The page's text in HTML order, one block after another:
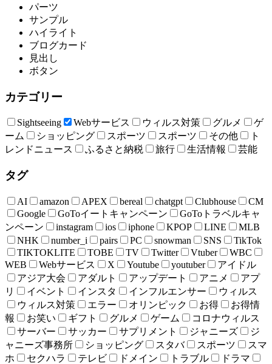
パーツ
サンプル
ハイライト
ブログカード
見出し
ボタン
カテゴリー
Sightseeing Webサービス ウィルス対策 グルメ
ゲ
ーム
ショッピング スポーツ スポーツ その他
ト
レンドニュース
ふるさと納税 旅行 生活情報 芸能
タグ
AI amazon APEX bereal chatgpt Clubhouse
CM
Google
GoToイートキャンペーン
GoToトラベルキャ
ンペーン
instagram ios iphone KPOP LINE
MLB
NHK
number_i pairs PC snowman SNS
TikTok
TIKTOKLITE
TOBE TV Twitter Vtuber
WBC
WEB
Webサービス X Youtube youtuber
アイドル
アジア大会
アダルト アップデート アニメ
アプ
リ
イベント インスタ インフルエンサー
ウィルス
ウィルス対策
エラー オリンピック お得
お得情
報
お笑い ギフト グルメ ゲーム
コロナウィルス
サーバー
サッカー サプリメント ジャニーズ
ジ
ャニーズ事務所
ショッピング スタバ スポーツ
スマ
ホ
セクハラ テレビ ドメイン トラブル
ドラマ